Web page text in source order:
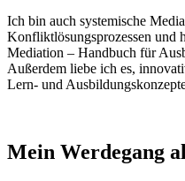
Ich bin auch systemische
Konfliktlösungsprozessen und
Mediation – Handbuch für
Außerdem liebe ich es,
Lern- und
Mein Werdegang